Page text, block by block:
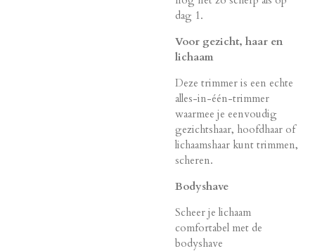
dag 1.
Voor gezicht, haar en
lichaam
Deze trimmer is een echte
alles-in-één-trimmer
waarmee je eenvoudig
gezichtshaar, hoofdhaar of
lichaamshaar kunt trimmen,
scheren.
Bodyshave
Scheer je lichaam
comfortabel met de
bodyshave